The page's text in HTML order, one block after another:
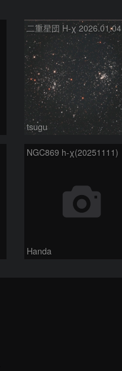
二重星団 H-χ 2026.01.04
tsugu
NGC869 h-χ(20251111)
Handa